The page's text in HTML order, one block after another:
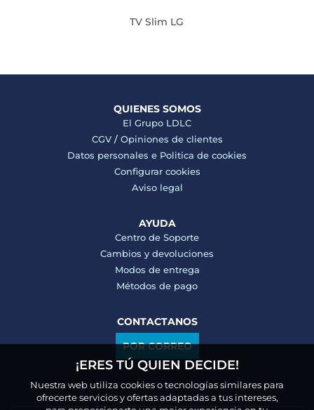
TV Slim LG
QUIENES SOMOS
El Grupo LDLC
CGV/ Opiniones de clientes
Datos personales e Politica de cookies
Configurar cookies
Aviso legal
AYUDA
Centro de Soporte
Cambios y devoluciones
Modos de entrega
Métodos de pago
CONTACTANOS
POR CORREO
¡ERES TÚ QUIEN DECIDE!
Nuestra web utiliza cookies o tecnologías similares para
ofrecerte servicios y ofertas adaptadas a tus intereses,